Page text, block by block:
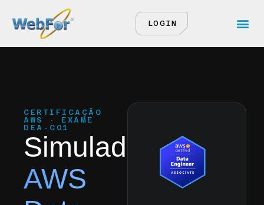
LOGIN
CERTIFICAÇÃO
AWS · EXAME
DEA-C01
Simulado
AWS